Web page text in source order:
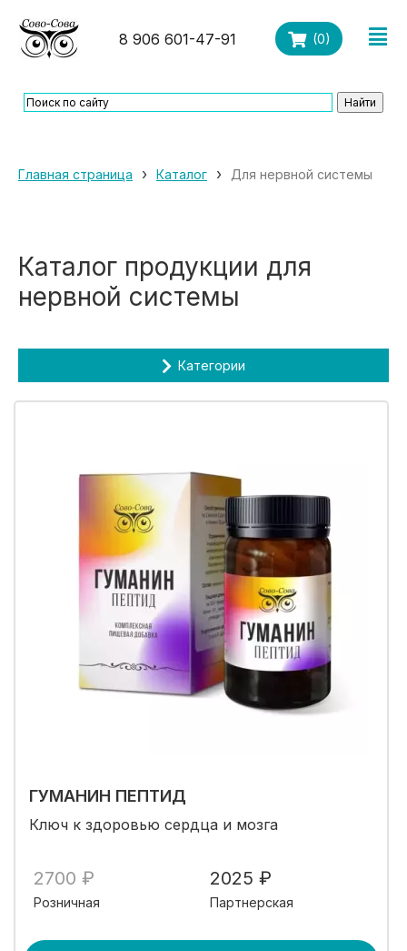
8 906 601-47-91 (0)
Главная страница › Каталог › Для нервной системы
Каталог продукции для
нервной системы
Категории
ГУМАНИН ПЕПТИД
Ключ к здоровью сердца и мозга
2700 ₽
Розничная
2025 ₽
Партнерская